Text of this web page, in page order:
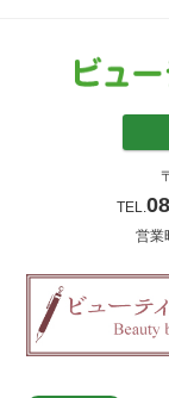
TEL.
営業